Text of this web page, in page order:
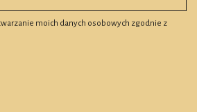
moich danych osobowych zgodnie z